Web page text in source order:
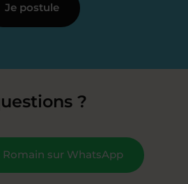
Je postule
?
Romain sur WhatsApp